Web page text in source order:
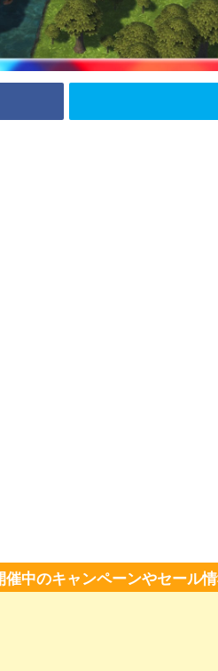
催中のキャンペーンやセール